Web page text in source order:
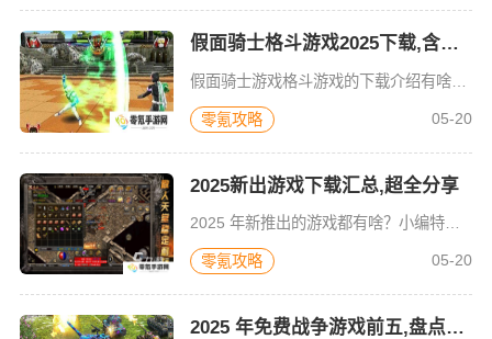
假面骑士格斗游戏2025下载,含优质游戏大全
假面骑士游戏格斗游戏的下载介绍有啥？游戏里的战斗场景视觉冲击力超强，玩家得凭借智慧与勇气，和形形色色的邪恶势力展开扣人心弦的较量。每次出招都力量感十足，每场对决都让人热血澎湃，将特摄剧中经典的战斗氛围
零氪攻略 05-20
2025新出游戏下载汇总,超全分享
2025 年新推出的游戏都有啥？小编特意筛选了 5 款推荐给你。这些游戏构建的世界自由度超高，玩家行动毫无阻碍，能随心所欲前往任何地方。游戏设有打 boss 玩法，不管你是想独自挑战，以犀利操作暴击
零氪攻略 05-20
2025 年免费战争游戏前五,盘点流行高级战争游戏